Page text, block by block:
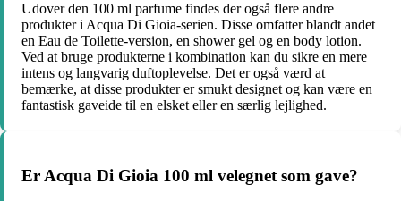
Udover den 100 ml parfume findes der også flere andre
produkter i Acqua Di Gioia-serien. Disse omfatter blandt andet
en Eau de Toilette-version, en shower gel og en body lotion.
Ved at bruge produkterne i kombination kan du sikre en mere
intens og langvarig duftoplevelse. Det er også værd at
bemærke, at disse produkter er smukt designet og kan være en
fantastisk gaveide til en elsket eller en særlig lejlighed.
Er Acqua Di Gioia 100 ml velegnet som gave?